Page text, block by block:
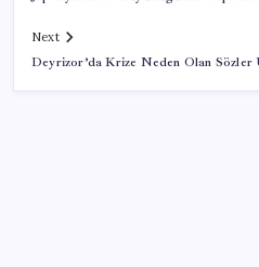
Next
Deyrizor’da Krize Neden Olan Sözler